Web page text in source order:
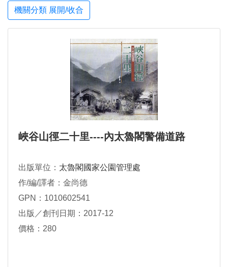
機關分類 展開/收合
峽谷山徑二十里----內太魯閣警備道路
出版單位： 太魯閣國家公園管理處
作/編/譯者：金尚德
GPN：1010602541
出版／創刊日期：2017-12
價格：280